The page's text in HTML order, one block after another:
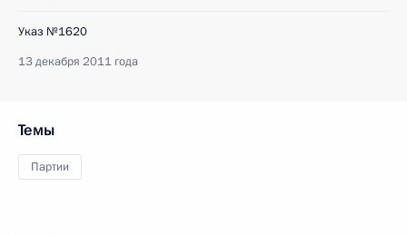
Указ №1620
13 декабря 2011 года
Темы
Партии